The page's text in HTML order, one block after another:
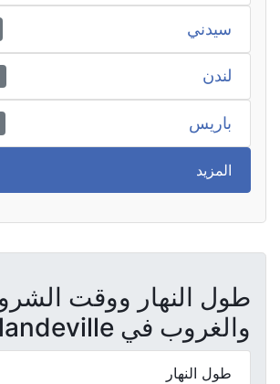
سيدني
لندن
باريس
المزيد
طول النهار ووقت
والغروب في Mandeville
طول النهار